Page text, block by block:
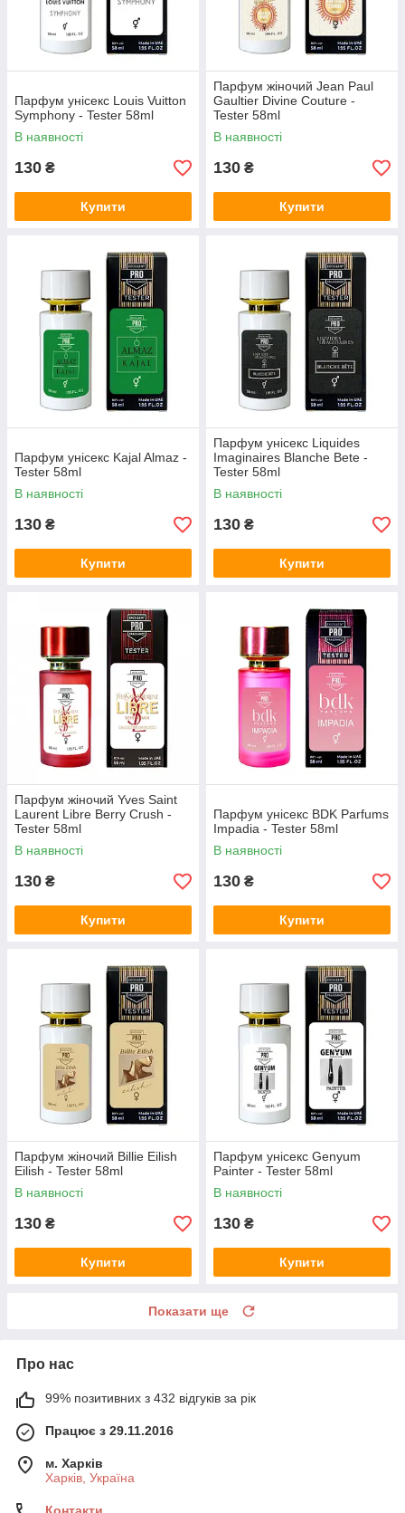
Парфум унісекс Louis Vuitton
Symphony - Tester 58ml
В наявності
130 ₴
Купити
Парфум жіночий Jean Paul
Gaultier Divine Couture -
Tester 58ml
В наявності
130 ₴
Купити
Парфум унісекс Kajal Almaz -
Tester 58ml
В наявності
130 ₴
Купити
Парфум унісекс Liquides
Imaginaires Blanche Bete -
Tester 58ml
В наявності
130 ₴
Купити
Парфум жіночий Yves Saint
Laurent Libre Berry Crush -
Tester 58ml
В наявності
130 ₴
Купити
Парфум унісекс BDK Parfums
Impadia - Tester 58ml
В наявності
130 ₴
Купити
Парфум жіночий Billie Eilish
Eilish - Tester 58ml
В наявності
130 ₴
Купити
Парфум унісекс Genyum
Painter - Tester 58ml
В наявності
130 ₴
Купити
Показати ще
Про нас
99% позитивних з 432 відгуків за рік
Працює з 29.11.2016
м. Харків
Харків, Україна